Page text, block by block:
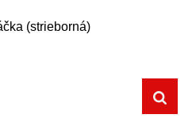
(strieborná)